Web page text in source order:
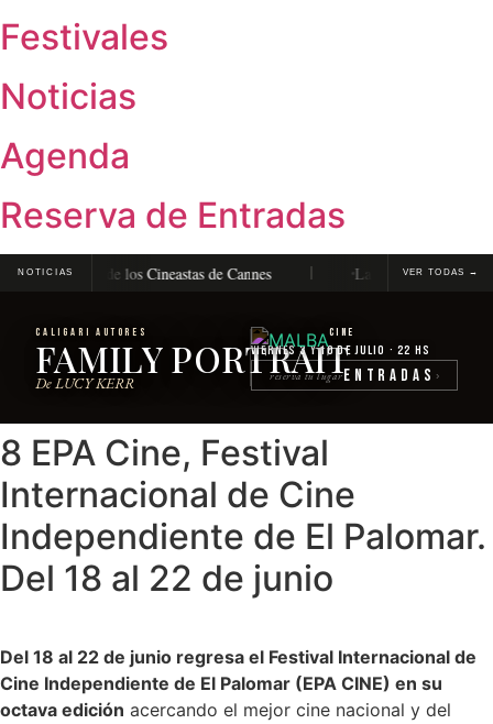
Festivales
Noticias
Agenda
Reserva de Entradas
NOTICIAS
Quincena de los Cineastas de Cannes La Vénus Électrique,
VER TODAS →
CALIGARI AUTORES
FAMILY PORTRAIT
De LUCY KERR
Cine
Viernes 3 y 10 de julio · 22 hs
reserva tu lugarEntradas ›
8 EPA Cine, Festival
Internacional de Cine
Independiente de El Palomar.
Del 18 al 22 de junio
Del 18 al 22 de junio regresa el Festival Internacional de
Cine Independiente de El Palomar (EPA CINE) en su
octava edición acercando el mejor cine nacional y del